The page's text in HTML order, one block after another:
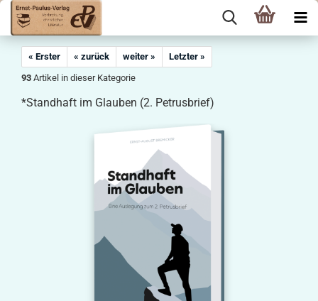
« Erster « zurück weiter »
Letzter »
93 Artikel in dieser Kategorie
*Standhaft im Glauben (2. Petrusbrief)